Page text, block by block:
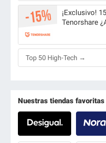
¡Exclusivo!
Tenorshare
Top 50 High-Tech →
Nuestras tiendas favoritas